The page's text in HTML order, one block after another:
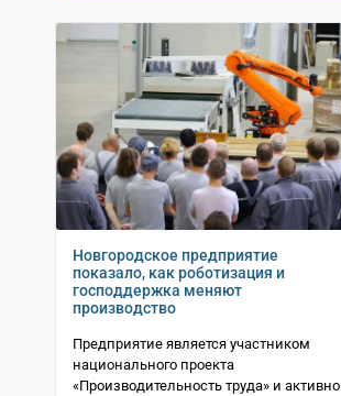
Новгородское предприятие
показало, как роботизация и
господдержка меняют
производство
Предприятие является участником
национального проекта
«Производительность труда» и активно